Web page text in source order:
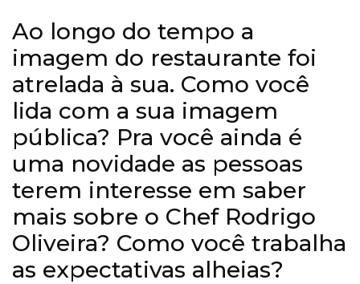
Ao longo do tempo a
imagem do restaurante foi
atrelada à sua. Como você
lida com a sua imagem
pública? Pra você ainda é
uma novidade as pessoas
terem interesse em saber
mais sobre o Chef Rodrigo
Oliveira? Como você trabalha
as expectativas alheias?